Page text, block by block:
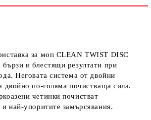
за моп CLEAN TWIST DISC
бързи и блестящи резултати при
Неговата система от двойни
двойно по-голяма почистваща сила.
четинки почистват
и най-упоритите замърсявания.